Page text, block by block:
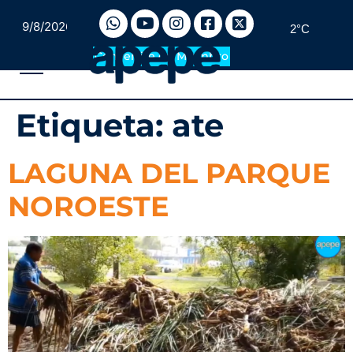
9/8/2026 2°C
Convertite en Miembro
Etiqueta: ate
LAGUNA DEL PARQUE
NOROESTE